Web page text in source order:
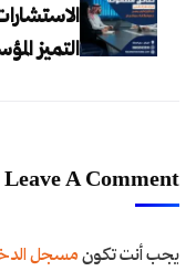
التميز
Leave A Comment
يجب أنت تكونمسجل